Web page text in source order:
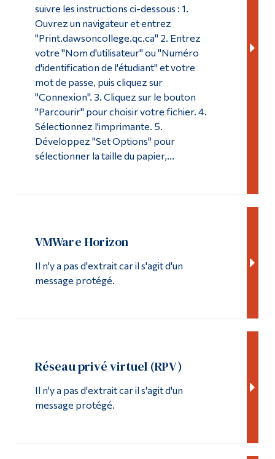
suivre les instructions ci-dessous : 1.
Ouvrez un navigateur et entrez
"Print.dawsoncollege.qc.ca" 2. Entrez
votre "Nom d'utilisateur" ou "Numéro
d'identification de l'étudiant" et votre
mot de passe, puis cliquez sur
"Connexion". 3. Cliquez sur le bouton
"Parcourir" pour choisir votre fichier. 4.
Sélectionnez l'imprimante. 5.
Développez "Set Options" pour
sélectionner la taille du papier,...
VMWare Horizon
Il n'y a pas d'extrait car il s'agit d'un
message protégé.
Réseau privé virtuel (RPV)
Il n'y a pas d'extrait car il s'agit d'un
message protégé.